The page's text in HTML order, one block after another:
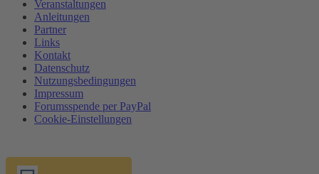
Veranstaltungen
Anleitungen
Partner
Links
Kontakt
Datenschutz
Nutzungsbedingungen
Impressum
Forumsspende per PayPal
Cookie-Einstellungen